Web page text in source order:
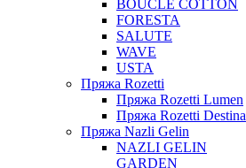
BOUCLE COTTON
FORESTA
SALUTE
WAVE
USTA
Пряжа Rozetti
Пряжа Rozetti Lumen
Пряжа Rozetti Destina
Пряжа Nazli Gelin
NAZLI GELIN
GARDEN